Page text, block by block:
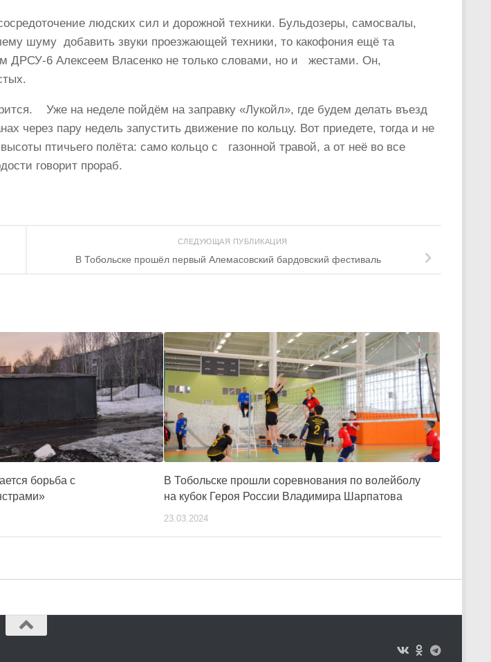
людских сил и дорожной техники. Бульдозеры, самосвалы,
шуму добавить звуки проезжающей техники, то какофония ещё та
ДРСУ-6 Алексеем Власенко не только словами, но и жестами. Он,
Уже на неделе пойдём на заправку «Лукойл», где будем делать въезд
через пару недель запустить движение по кольцу. Вот приедете, тогда и не
птичьего полёта: само кольцо с газонной травой, а от неё во все
говорит прораб.
СЛЕДУЮЩАЯ ПУБЛИКАЦИЯ
В Тобольске прошёл первый Алемасовский бардовский фестиваль
борьба с
В Тобольске прошли соревнования по волейболу
на кубок Героя России Владимира Шарпатова
23.03.2024